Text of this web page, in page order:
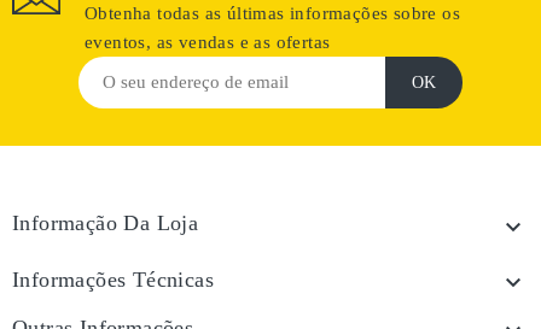
Obtenha todas as últimas informações sobre os
eventos, as vendas e as ofertas
Informação Da Loja 
Informações Técnicas 